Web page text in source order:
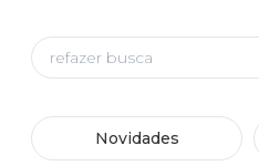
Novidades